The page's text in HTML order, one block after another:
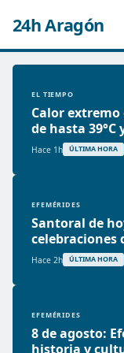
24h Aragón
EL TIEMPO
Calor
de hasta
Hace 1h ÚLTIMA HORA
EFEMÉRIDES
Santoral de
celebraciones
Hace 2h ÚLTIMA HORA
EFEMÉRIDES
8 de agosto:
historia y